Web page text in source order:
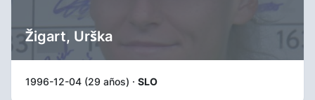
Žigart, Urška
1996-12-04 (29 años) · SLO